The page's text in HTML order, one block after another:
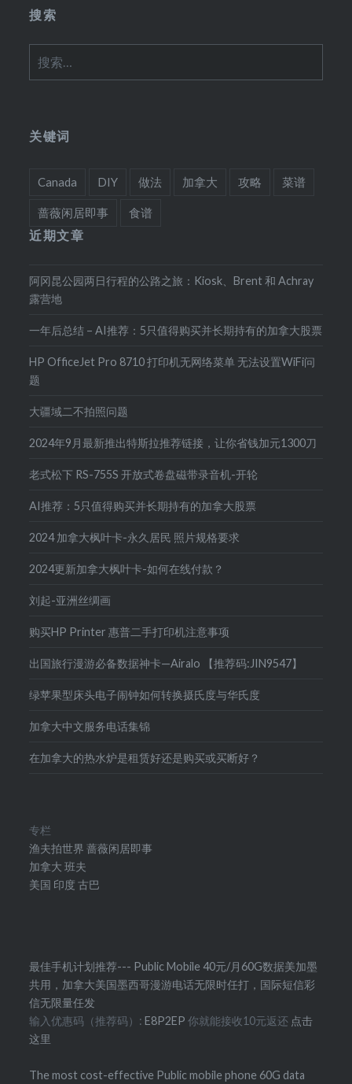
搜索
索：
关键词
Canada DIY 做法 加拿大 攻略 菜谱
蔷薇闲居即事 食谱
近期文章
阿冈昆公园两日行程的公路之旅：Kiosk、Brent 和 Achray
露营地
一年后总结 – AI推荐：5只值得购买并长期持有的加拿大股票
HP OfficeJet Pro 8710 打印机无网络菜单 无法设置WiFi问
题
大疆域二不拍照问题
2024年9月最新推出特斯拉推荐链接，让你省钱加元1300刀
老式松下 RS-755S 开放式卷盘磁带录音机-开轮
AI推荐：5只值得购买并长期持有的加拿大股票
2024 加拿大枫叶卡-永久居民 照片规格要求
2024更新加拿大枫叶卡-如何在线付款？
刘起-亚洲丝绸画
购买HP Printer 惠普二手打印机注意事项
出国旅行漫游必备数据神卡—Airalo 【推荐码:JIN9547】
绿苹果型床头电子闹钟如何转换摄氏度与华氏度
加拿大中文服务电话集锦
在加拿大的热水炉是租赁好还是购买或买断好？
专栏
渔夫拍世界蔷薇闲居即事
加拿大 班夫
美国 印度 古巴
最佳手机计划推荐--- Public Mobile 40元/月60G数据美加墨
共用，加拿大美国墨西哥漫游电话无限时任打，国际短信彩
信无限量任发
输入优惠码（推荐码）:E8P2EP你就能接收10元返还 点击
这里
The most cost-effective Public mobile phone 60G data